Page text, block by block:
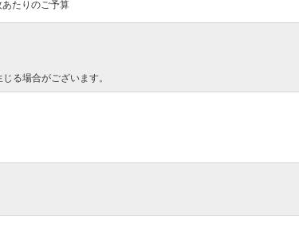
たりのご予算
る場合がございます。